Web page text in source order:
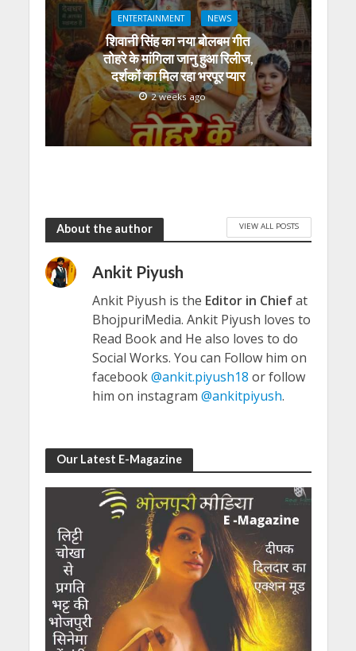
ENTERTAINMENT NEWS
शिवानी सिंह का नया बोलबम गीत
तोहरे के मांगिला जानु हुआ रिलीज,
दर्शकों का मिल रहा भरपूर प्यार
2 weeks ago
About the author VIEW ALL POSTS
Ankit Piyush
Ankit Piyush is the Editor in Chiefat
BhojpuriMedia. Ankit Piyush loves to
Read Book and He also loves to do
Social Works. You can Follow him on
facebook@ankit.piyush18 or follow
him on instagram @ankitpiyush.
Our Latest E-Magazine